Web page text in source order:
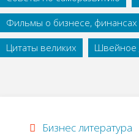
Фильмы о бизнесе, финансах
Цитаты великих
Швейное
Бизнес литература